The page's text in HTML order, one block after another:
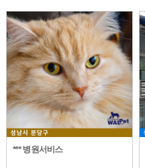
*** 병원서비스